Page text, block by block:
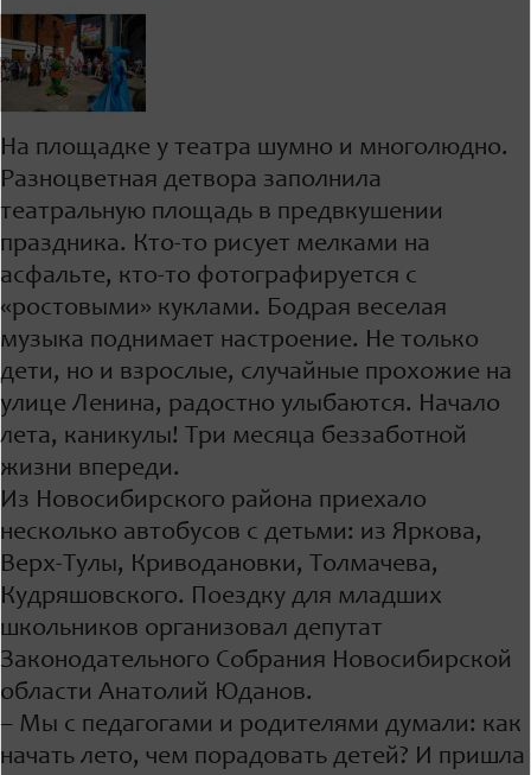
На площадке у театра шумно и многолюдно.
Разноцветная детвора заполнила
театральную площадь в предвкушении
праздника. Кто-то рисует мелками на
асфальте, кто-то фотографируется с
«ростовыми» куклами. Бодрая веселая
музыка поднимает настроение. Не только
дети, но и взрослые, случайные прохожие на
улице Ленина, радостно улыбаются. Начало
лета, каникулы! Три месяца беззаботной
жизни впереди.
Из Новосибирского района приехало
несколько автобусов с детьми: из Яркова,
Верх-Тулы, Криводановки, Толмачева,
Кудряшовского. Поездку для младших
школьников организовал депутат
Законодательного Собрания Новосибирской
области Анатолий Юданов.
– Мы с педагогами и родителями думали: как
начать лето, чем порадовать детей? И пришла